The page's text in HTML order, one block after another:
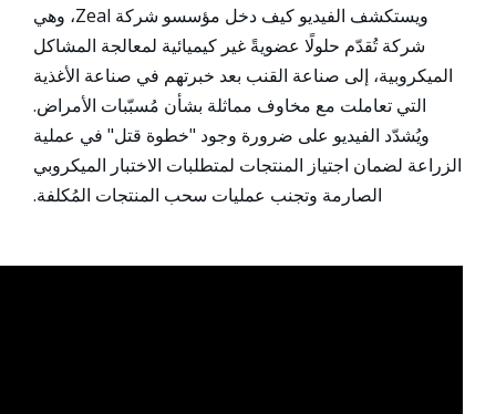
ويستكشف الفيديو كيف دخل مؤسسو شركة Zeal، وهي
شركة تُقدّم حلولًا عضويةً غير كيميائية لمعالجة المشاكل
الميكروبية، إلى صناعة القنب بعد خبرتهم في صناعة الأغذية
التي تعاملت مع مخاوف مماثلة بشأن مُسبّبات الأمراض.
ويُشدّد الفيديو على ضرورة وجود "خطوة قتل" في عملية
الزراعة لضمان اجتياز المنتجات لمتطلبات الاختبار الميكروبي
الصارمة وتجنب عمليات سحب المنتجات المُكلفة.